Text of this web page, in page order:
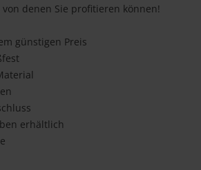
denen Sie profitieren können!
günstigen Preis
erhältlich